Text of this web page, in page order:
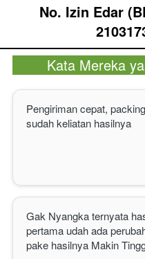
No. Izin Edar
Kata Mereka
Pengiriman cepat,
sudah keliatan hasilnya
Gak Nyangka ternyata
pertama udah ada
pake hasilnya Makin